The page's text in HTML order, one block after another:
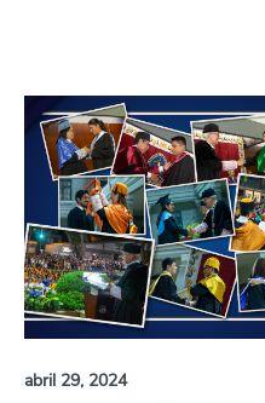
abril 29, 2024